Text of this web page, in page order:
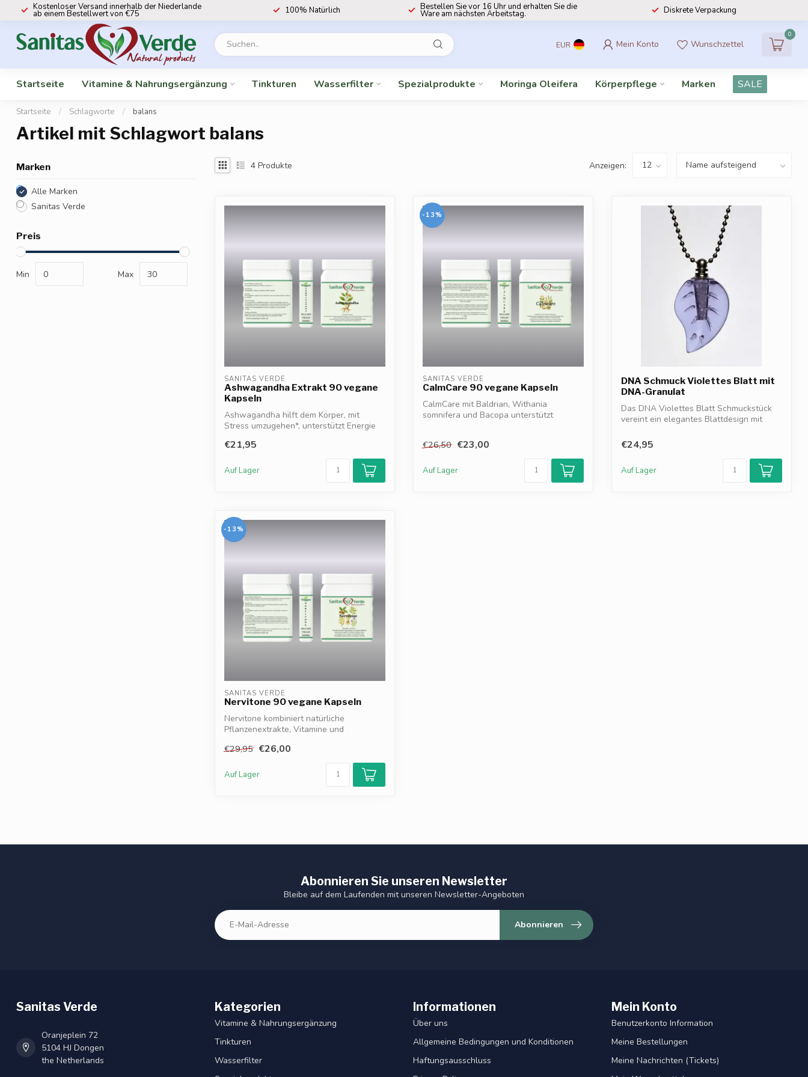
Kostenloser Versand innerhalb der Niederlande
ab einem Bestellwert von €75 100% Natürlich Bestellen Sie vor 16 Uhr und erhalten Sie die
Ware am nächsten Arbeitstag. Diskrete Verpackung
EUR Mein Konto Wunschzettel
0
Startseite Vitamine & Nahrungsergänzung Tinkturen Wasserfilter Spezialprodukte Moringa Oleifera Körperpflege Marken SALE
Startseite / Schlagworte / balans
Artikel mit Schlagwort balans
Marken
Alle Marken
Sanitas Verde
Preis
Min Max
4 Produkte Anzeigen:
SANITAS VERDE
Ashwagandha Extrakt 90 vegane
Kapseln
Ashwagandha hilft dem Körper, mit
Stress umzugehen*, unterstützt Energie
€21,95
Auf Lager
-13%
SANITAS VERDE
CalmCare 90 vegane Kapseln
CalmCare mit Baldrian, Withania
somnifera und Bacopa unterstützt
€26,50 €23,00
Auf Lager
DNA Schmuck Violettes Blatt mit
DNA-Granulat
Das DNA Violettes Blatt Schmuckstück
vereint ein elegantes Blattdesign mit
€24,95
Auf Lager
-13%
SANITAS VERDE
Nervitone 90 vegane Kapseln
Nervitone kombiniert natürliche
Pflanzenextrakte, Vitamine und
€29,95 €26,00
Auf Lager
Abonnieren Sie unseren Newsletter
Bleibe auf dem Laufenden mit unseren Newsletter-Angeboten
Abonnieren
Sanitas Verde
Oranjeplein 72
5104 HJ Dongen
the Netherlands
Kategorien
Vitamine & Nahrungsergänzung
Tinkturen
Wasserfilter
Informationen
Über uns
Allgemeine Bedingungen und Konditionen
Haftungsausschluss
Mein Konto
Benutzerkonto Information
Meine Bestellungen
Meine Nachrichten (Tickets)